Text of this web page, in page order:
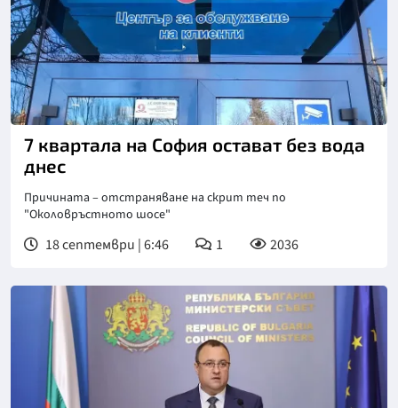
7 квартала на София остават без вода
днес
Причината – отстраняване на скрит теч по
"Околовръстното шосе"
18 септември | 6:46 1 2036